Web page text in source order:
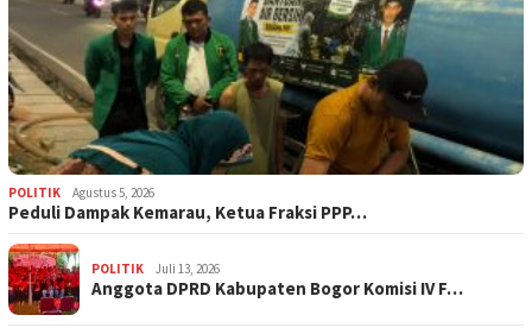
POLITIK Agustus 5, 2026
‎Peduli Dampak Kemarau, Ketua Fraksi PPP…
POLITIK Juli 13, 2026
Anggota DPRD Kabupaten Bogor Komisi IV F…